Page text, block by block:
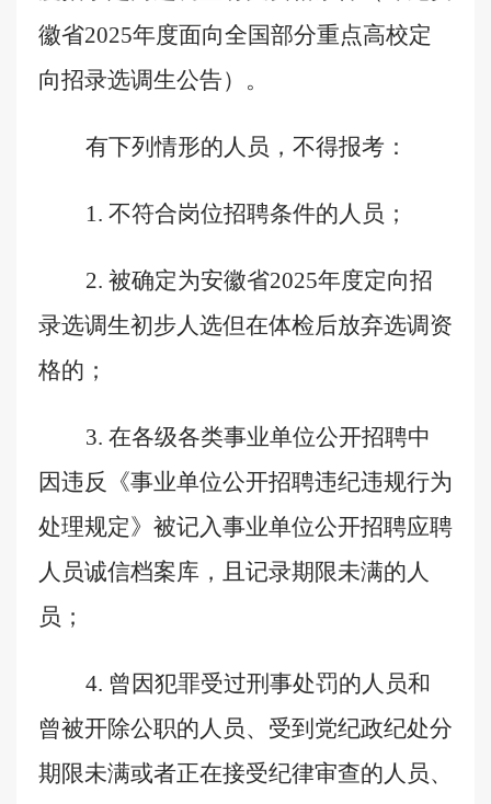
徽省2025年度面向全国部分重点高校定
向招录选调生公告）。
有下列情形的人员，不得报考：
1. 不符合岗位招聘条件的人员；
2. 被确定为安徽省2025年度定向招
录选调生初步人选但在体检后放弃选调资
格的；
3. 在各级各类事业单位公开招聘中
因违反《事业单位公开招聘违纪违规行为
处理规定》被记入事业单位公开招聘应聘
人员诚信档案库，且记录期限未满的人
员；
4. 曾因犯罪受过刑事处罚的人员和
曾被开除公职的人员、受到党纪政纪处分
期限未满或者正在接受纪律审查的人员、